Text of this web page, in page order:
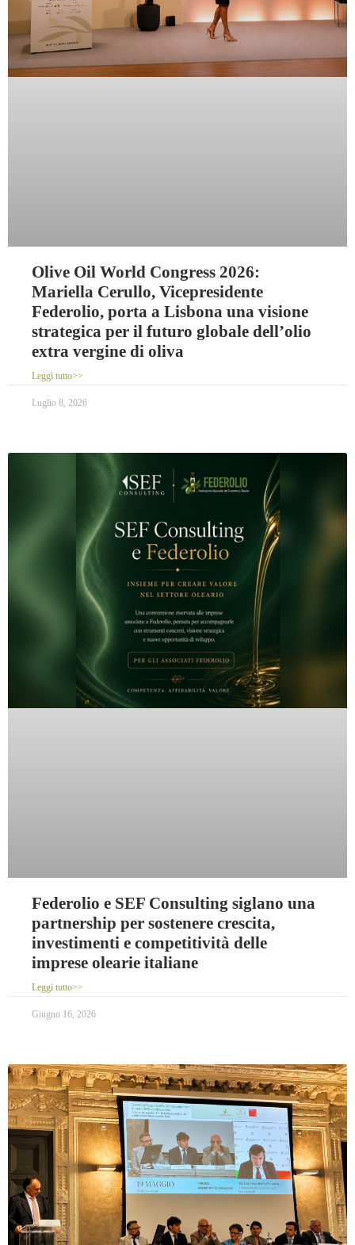
Olive Oil World Congress 2026:
Mariella Cerullo, Vicepresidente
Federolio, porta a Lisbona una visione
strategica per il futuro globale dell’olio
extra vergine di oliva
Leggi tutto>>
Luglio 8, 2026
Federolio e SEF Consulting siglano una
partnership per sostenere crescita,
investimenti e competitività delle
imprese olearie italiane
Leggi tutto>>
Giugno 16, 2026